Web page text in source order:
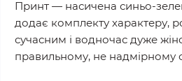
Принт — насичена синьо-
додає комплекту характеру,
сучасним і водночас дуже
правильному, не надмірному